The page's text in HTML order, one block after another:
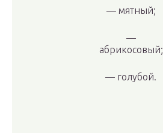
— мятный;
—
абрикосовый;
— голубой.